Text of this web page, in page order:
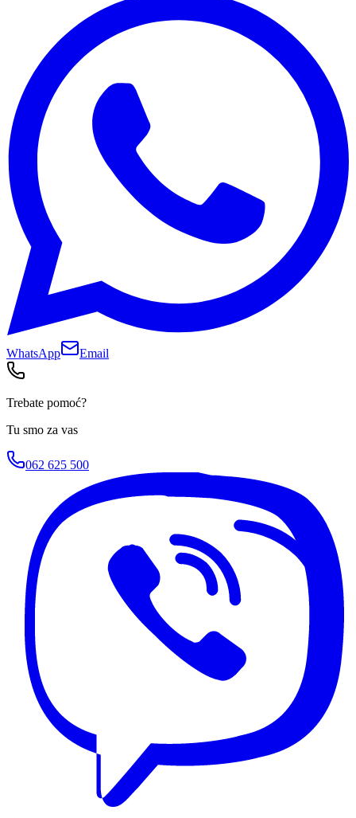
WhatsApp Email
Trebate pomoć?
Tu smo za vas
062 625 500